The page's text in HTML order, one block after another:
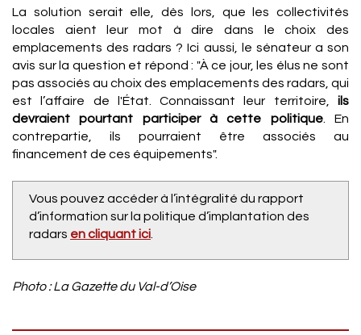
La solution serait elle, dès lors, que les collectivités
locales aient leur mot à dire dans le choix des
emplacements des radars ? Ici aussi, le sénateur a son
avis sur la question et répond : "À ce jour, les élus ne sont
pas associés au choix des emplacements des radars, qui
est l’affaire de l'État. Connaissant leur territoire, ils
devraient pourtant participer à cette politique. En
contrepartie, ils pourraient être associés au
financement de ces équipements".
Vous pouvez accéder à l’intégralité du rapport
d’information sur la politique d’implantation des
radars en cliquant ici
Photo : La Gazette du Val-d’Oise